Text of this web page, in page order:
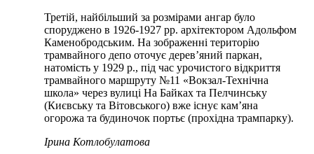
Третій, найбільший за розмірами ангар було
споруджено в 1926-1927 рр. архітектором Адольфом
Каменобродським. На зображенні територію
трамвайного депо оточує дерев’яний паркан,
натомість у 1929 р., під час урочистого відкриття
трамвайного маршруту №11 «Вокзал-Технічна
школа» через вулиці На Байках та Пелчинську
(Києвську та Вітовського) вже існує кам’яна
огорожа та будиночок портьє (прохідна трампарку).
Ірина Котлобулатова